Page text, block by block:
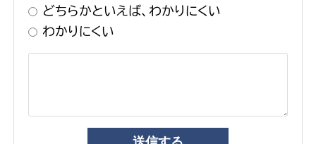
どちらかといえば、わかりにくい
わかりにくい